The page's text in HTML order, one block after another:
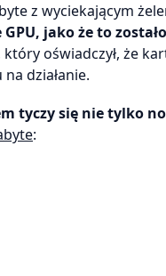
z wyciekającym
jako że to
oświadczył, że
działanie.
tyczy się nie tylko
: